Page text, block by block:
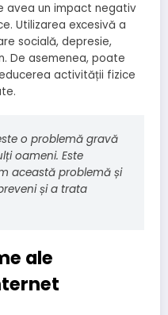
avea un impact negativ
Utilizarea excesivă a
socială, depresie,
De asemenea, poate
activității fizice
o problemă gravă
oameni. Este
această problemă și
și a trata
ale